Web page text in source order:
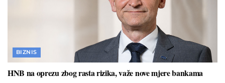
BIZNIS
HNB na oprezu zbog rasta rizika, važe nove mjere bankama